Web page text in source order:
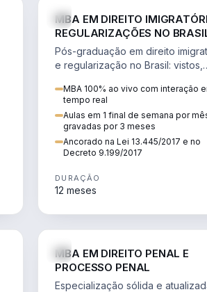
MBA EM DIREITO
REGULARIZAÇÕES NO
Pós-graduação em direito
e regularização no Brasil: vistos,
tributação do imigrante.
MBA 100% ao vivo com interação
tempo real
Aulas em 1 final de semana por
gravadas por 3 meses
Ancorado na Lei 13.445/2017 e no
Decreto 9.199/2017
DURAÇÃO
12 meses
MBA EM DIREITO PENAL E
PROCESSO PENAL
Especialização sólida e